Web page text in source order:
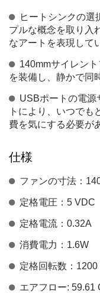
ヒートシンクの選
プルな概念を取り入
なアートを表現して
140mmサイレン
を装備し、静かで同
USBポートの電源
トにより、いつでも
費を気にする必要が
仕様
ファンの寸法：
定格電圧：5 VDC
定格電流：0.32A
消費電力：1.6W
定格回転数：1200
エアフロー: 59.61